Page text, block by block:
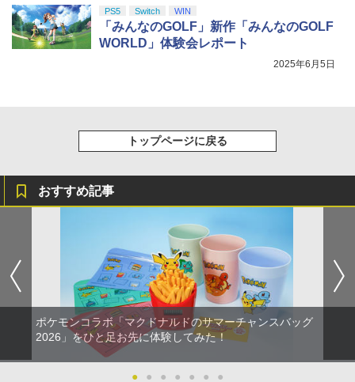
PS5 Switch WIN
「みんなのGOLF」新作「みんなのGOLF
WORLD」体験会レポート
2025年6月5日
トップページに戻る
おすすめ記事
ポケモンコラボ「マクドナルドのサマーチャンスバッグ
2026」をひと足お先に体験してみた！
● ● ● ● ● ● ●